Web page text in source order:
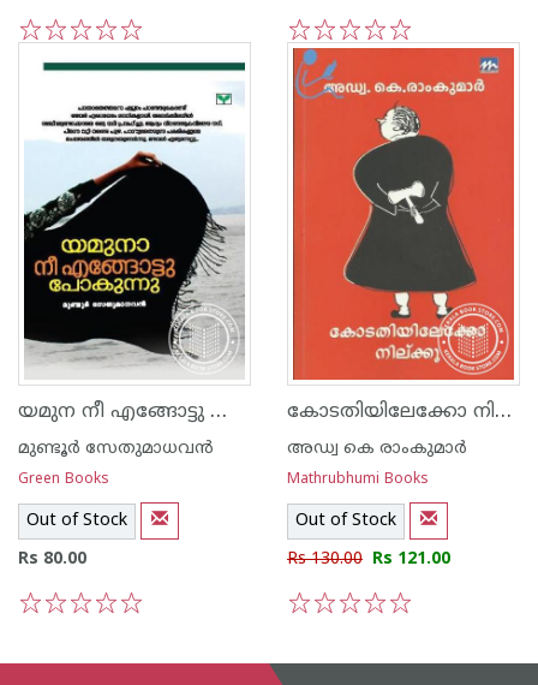
5
4
3
2
1
യമുന നീ എങ്ങോട്ടു പോകുന്നു
മുണ്ടൂര്‍ സേതുമാധവന്‍
Green Books
Out of Stock
Rs 80.00
കോടതിയിലേക്കോ നില്‍ക്കൂ
അഡ്വ കെ രാംകുമാര്‍
Mathrubhumi Books
Out of Stock
Rs 130.00 Rs 121.00